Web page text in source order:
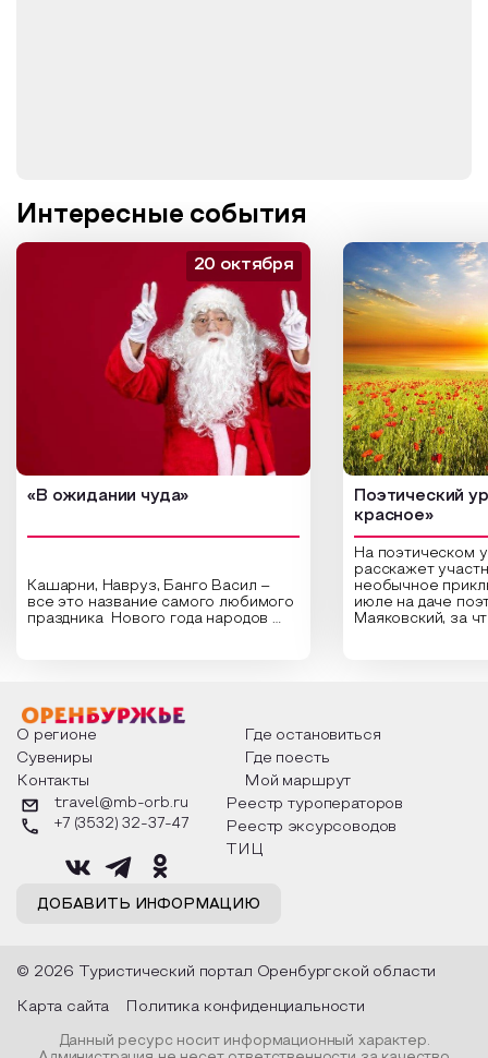
Интересные события
«В ожидании чуда»
Кашарни, Навруз, Банго Васил –
все это название самого любимого
праздника Нового года народов
о том, как встречают новый год в
разных уголках страны, какие
обряды совершают на удачу и
благополучие, в чем схожи и
различаются традиции. Кто такой
Дед Мороз и откуда он пришел, как
его называют в разных уголках
страны и как появились елочные
20 октября
Поэтический
красное»
На поэтическом
расскажет
необычное
июле на даче
Маяковский, за
Твардовского и
каждой строчке
восхищение
яркому времени
О регионе
Где остановиться
Сувениры
Где поесть
Контакты
Мой маршрут
ДОБАВИТЬ ИНФОРМАЦИЮ
travel@mb-orb.ru
+7 (3532) 32-37-47
Реестр туроператоров
Реестр эксурсоводов
ТИЦ
© 2026 Туристический портал Оренбургской области
Карта сайта Политика конфиденциальности
Данный ресурс носит информационный характер.